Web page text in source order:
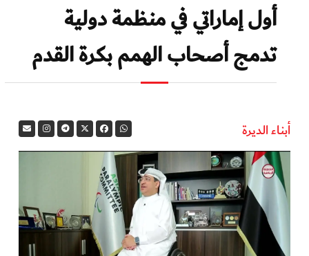
أول إماراتي في منظمة دولية
تدمج أصحاب الهمم بكرة القدم
أبناء الديرة